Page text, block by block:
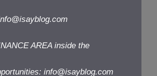
AREA inside the
info@isayblog.com